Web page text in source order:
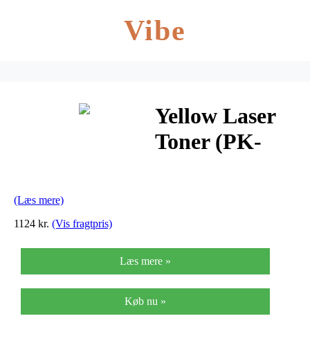
Vibe
Yellow Laser
Toner (PK-
(Læs mere)
1124 kr. (Vis fragtpris)
Læs mere »
Køb nu »